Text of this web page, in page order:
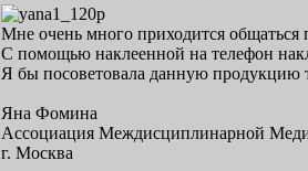
Мне очень много приходится общаться
С помощью наклеенной на телефон
Я бы посоветовала данную продукцию
Яна Фомина
Ассоциация Междисциплинарной
г. Москва